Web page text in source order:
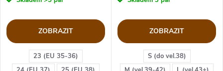
23 (EU 35-36)
ZOBRAZIT
S (do vel.38)
ZOBRAZIT